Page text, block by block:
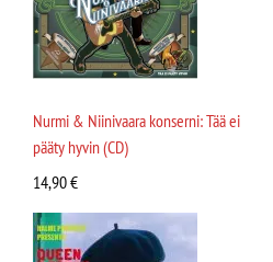
Nurmi & Niinivaara konserni: Tää ei
pääty hyvin (CD)
14,90€